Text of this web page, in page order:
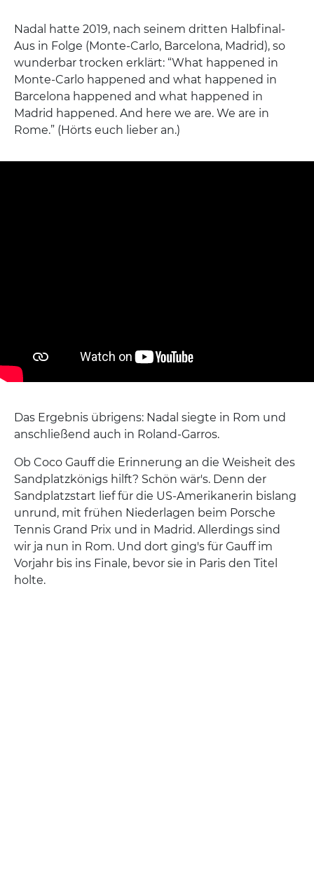
Nadal hatte 2019, nach seinem dritten Halbfinal-
Aus in Folge (Monte-Carlo, Barcelona, Madrid), so
wunderbar trocken erklärt: “What happened in
Monte-Carlo happened and what happened in
Barcelona happened and what happened in
Madrid happened. And here we are. We are in
Rome.” (Hörts euch lieber an.)
Das Ergebnis übrigens: Nadal siegte in Rom und
anschließend auch in Roland-Garros.
Ob Coco Gauff die Erinnerung an die Weisheit des
Sandplatzkönigs hilft? Schön wär's. Denn der
Sandplatzstart lief für die US-Amerikanerin bislang
unrund, mit frühen Niederlagen beim Porsche
Tennis Grand Prix und in Madrid. Allerdings sind
wir ja nun in Rom. Und dort ging's für Gauff im
Vorjahr bis ins Finale, bevor sie in Paris den Titel
holte.